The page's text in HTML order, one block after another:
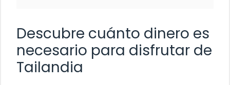
Descubre cuánto dinero es
necesario para disfrutar de
Tailandia